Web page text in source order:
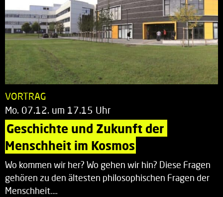
VORTRAG
Mo. 07.12. um 17.15 Uhr
Geschichte und Zukunft der
Menschheit im Kosmos
Wo kommen wir her? Wo gehen wir hin? Diese Fragen
gehören zu den ältesten philosophischen Fragen der
Menschheit.…